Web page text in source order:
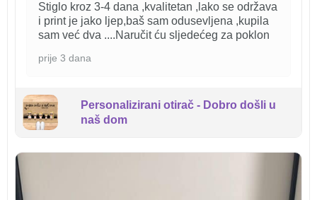
Stiglo kroz 3-4 dana ,kvalitetan ,lako se održava
i print je jako ljep,baš sam odusevljena ,kupila
sam već dva ....Naručit ću sljedećeg za poklon
prije 3 dana
Personalizirani otirač - Dobro došli u
naš dom